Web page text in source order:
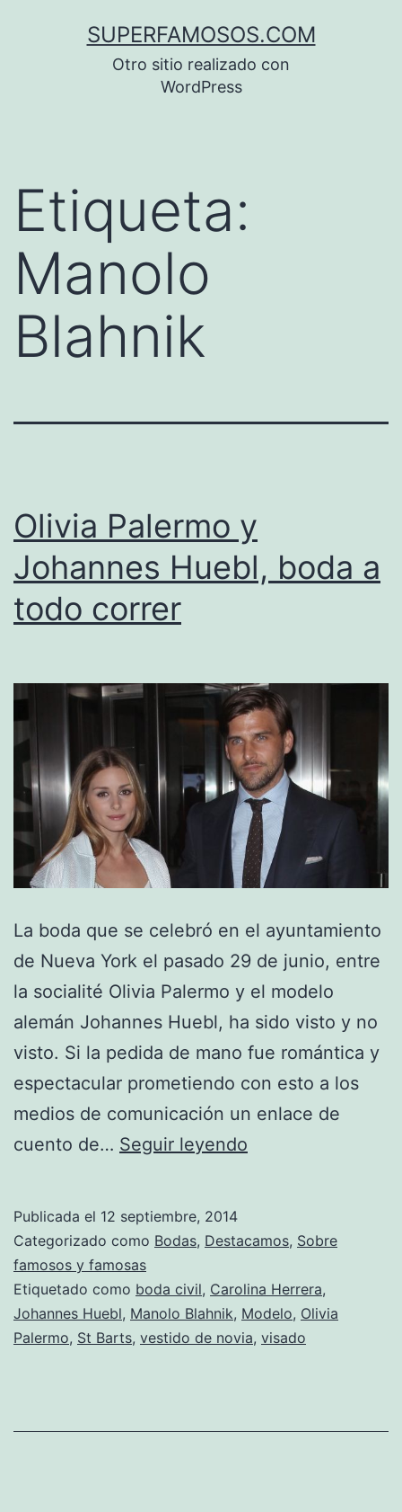
SUPERFAMOSOS.COM
Otro sitio realizado con
WordPress
Etiqueta:
Manolo
Blahnik
Olivia Palermo y
Johannes Huebl, boda a
todo correr
La boda que se celebró en el ayuntamiento
de Nueva York el pasado 29 de junio, entre
la socialité Olivia Palermo y el modelo
alemán Johannes Huebl, ha sido visto y no
visto. Si la pedida de mano fue romántica y
espectacular prometiendo con esto a los
medios de comunicación un enlace de
cuento de… Seguir leyendo
Johannes
boda
a
Publicada el 12 septiembre, 2014
Categorizado como Bodas, Destacamos, Sobre
famosos y famosas
Etiquetado como boda civil, Carolina Herrera,
Johannes Huebl, Manolo Blahnik, Modelo, Olivia
Palermo, St Barts, vestido de novia, visado